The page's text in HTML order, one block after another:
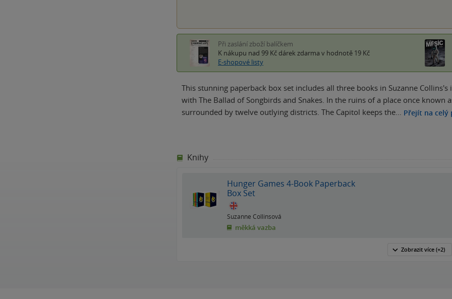
Při zaslání zboží balíčkem
K nákupu nad 99 Kč dárek zdarma v hodnotě 19 Kč
E-shopové listy
This stunning paperback box set includes all three books in Suzanne
with The Ballad of Songbirds and Snakes. In the ruins of a place once
surrounded by twelve outlying districts. The Capitol keeps the… Přejít na celý
Knihy
Hunger Games 4-Book Paperback
Box Set
Suzanne Collinsová
měkká vazba
Zobrazit více (+2)